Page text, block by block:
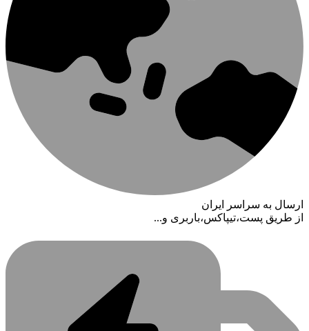
ارسال به سراسر ایران
از طریق پست،تیپاکس،باربری و...